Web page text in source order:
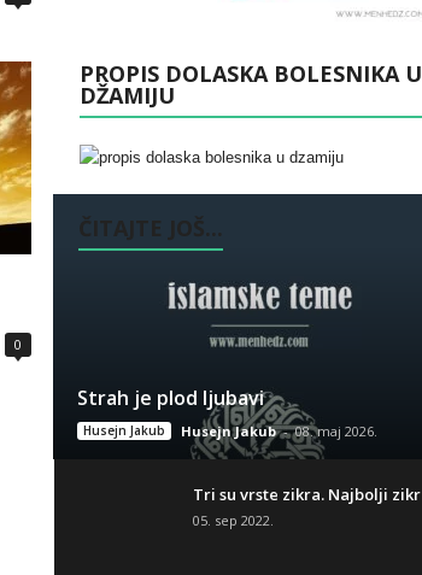
0
PROPIS DOLASKA BOLESNIKA U
DŽAMIJU
ČITAJTE JOŠ...
Strah je plod ljubavi
Husejn Jakub Husejn Jakub - 08. maj 2026.
Tri su vrste zikra. Najbolji zikr
05. sep 2022.